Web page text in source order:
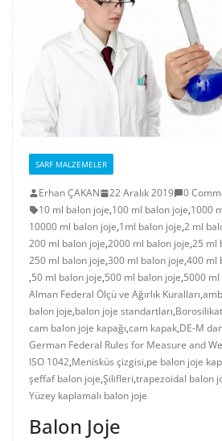
SARF MALZEMELER
Erhan ÇAKAN 22 Aralık 2019
0
10 ml balon joje,100 ml balon joje,1000
10000 ml balon joje,1ml balon joje,2 ml
200 ml balon joje,2000 ml balon joje,25 ml
250 ml balon joje,300 ml balon joje,400 ml
,50 ml balon joje,500 ml balon joje,5000
Alman Federal Ölçü ve Ağırlık Kuralları,
balon joje,balon joje standartları,
cam balon joje kapağı,cam kapak,DE-M
German Federal Rules for Measure and
ISO 1042,Menisküs çizgisi,pe balon joje
şeffaf balon joje,Şilifleri,trapezoidal balon
Yüzey kaplamalı balon joje
Balon Joje